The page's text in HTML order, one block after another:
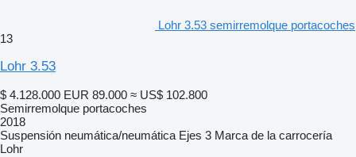
Lohr 3.53 semirremolque portacoches
13
Lohr 3.53
$ 4.128.000 EUR 89.000 ≈ US$ 102.800
Semirremolque portacoches
2018
Suspensión neumática/neumática Ejes 3 Marca de la carrocería
Lohr